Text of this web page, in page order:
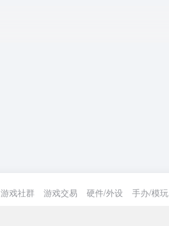
游戏社群 游戏交易 硬件/外设 手办/模玩